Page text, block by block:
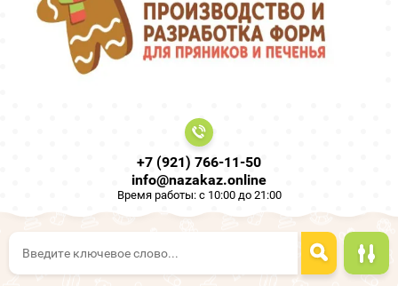
+7 (921) 766-11-50
info@nazakaz.online
Время работы: с 10:00 до 21:00